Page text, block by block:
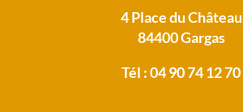
4 Place du Château
84400 Gargas
Tél : 04 90 74 12 70